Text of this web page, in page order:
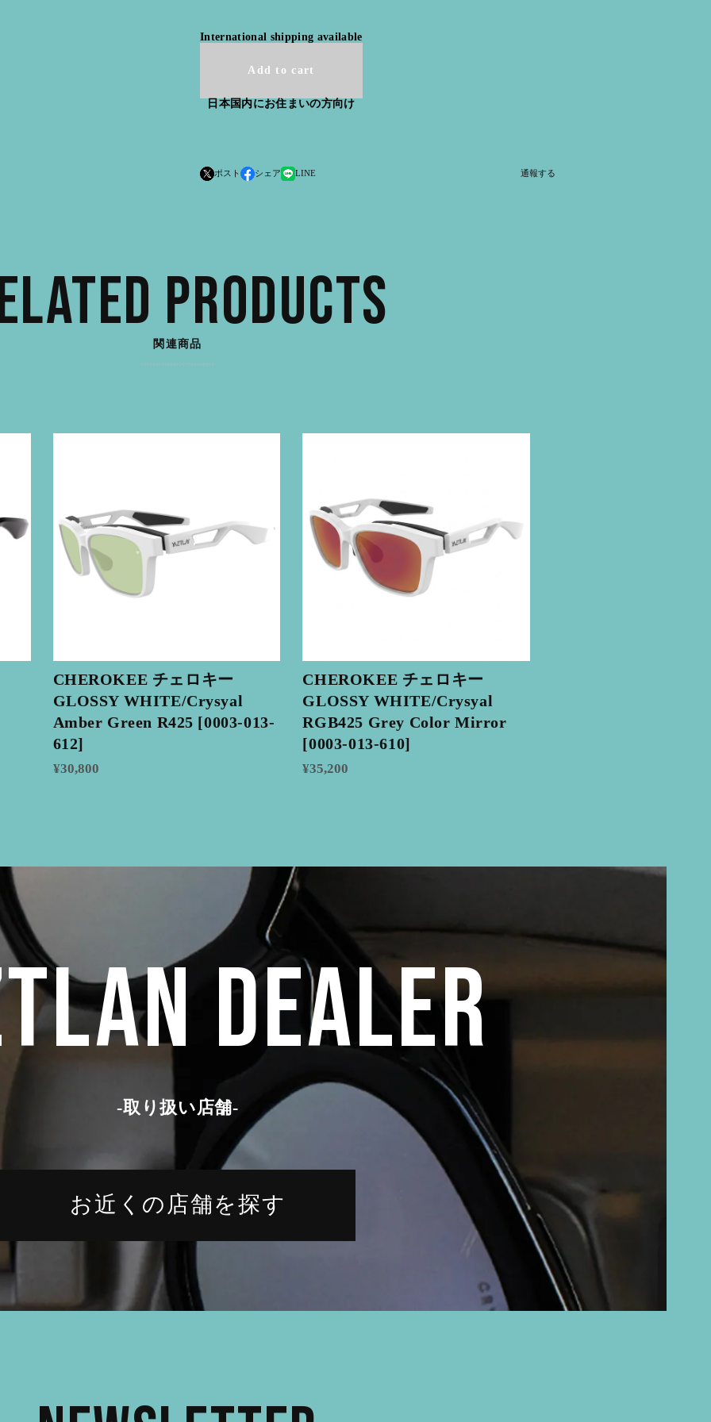
International shipping available
Add to cart
日本国内にお住まいの方向け
ポスト シェア LINE 通報する
PRODUCTS
関連商品
CHEROKEE チェロキー
GLOSSY WHITE/Crysyal
Amber Green R425 [0003-013-
612]
¥30,800
CHEROKEE チェロキー
GLOSSY WHITE/Crysyal
RGB425 Grey Color Mirror
[0003-013-610]
¥35,200
DEALER
-取り扱い店舗-
お近くの店舗を探す